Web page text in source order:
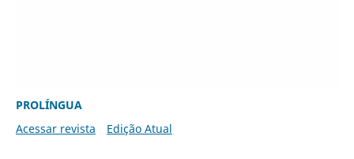
PROLÍNGUA
Acessar revista
Edição Atual